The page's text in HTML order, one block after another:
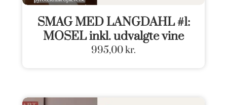
SMAG MED LANGDAHL #1:
MOSEL inkl. udvalgte vine
995,00kr.